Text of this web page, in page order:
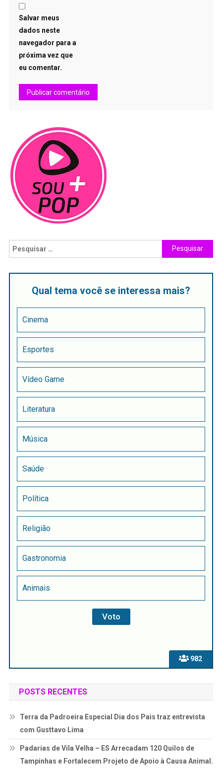
Salvar meus
dados neste
navegador para a
próxima vez que
eu comentar.
982
Qual tema você se interessa mais?
Cinema
Esportes
Vídeo Game
Literatura
Música
Saúde
Política
Religião
Gastronomia
Animais
POSTS RECENTES
Terra da Padroeira Especial Dia dos Pais traz entrevista
com Gusttavo Lima
Padarias de Vila Velha – ES Arrecadam 120 Quilos de
Tampinhas e Fortalecem Projeto de Apoio à Causa Animal.